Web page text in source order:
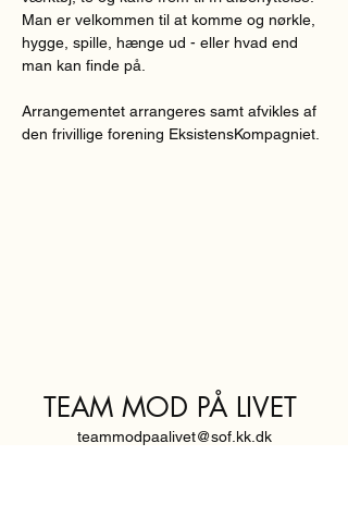
Man er velkommen til at komme og nørkle,
hygge, spille, hænge ud - eller hvad end
man kan finde på.
Arrangementet arrangeres samt afvikles af
den frivillige forening EksistensKompagniet.
TEAM MOD PÅ LIVET
teammodpaalivet@sof.kk.dk